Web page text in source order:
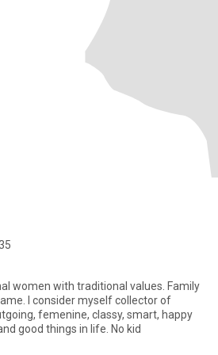
I consider myself collector of
femenine, classy, smart, happy
good things in life. No kid